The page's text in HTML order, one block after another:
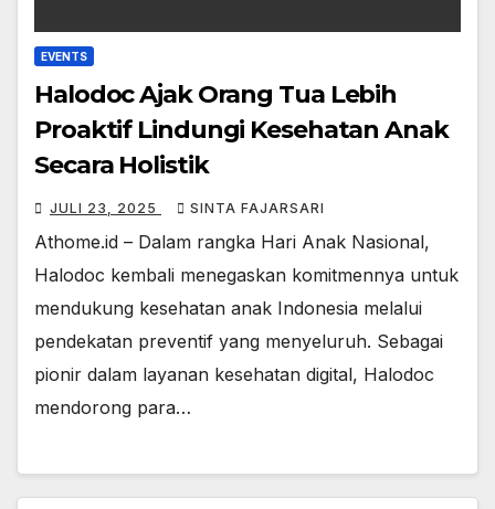
EVENTS
Halodoc Ajak Orang Tua Lebih
Proaktif Lindungi Kesehatan Anak
Secara Holistik
JULI 23, 2025 SINTA FAJARSARI
Athome.id – Dalam rangka Hari Anak Nasional,
Halodoc kembali menegaskan komitmennya untuk
mendukung kesehatan anak Indonesia melalui
pendekatan preventif yang menyeluruh. Sebagai
pionir dalam layanan kesehatan digital, Halodoc
mendorong para…